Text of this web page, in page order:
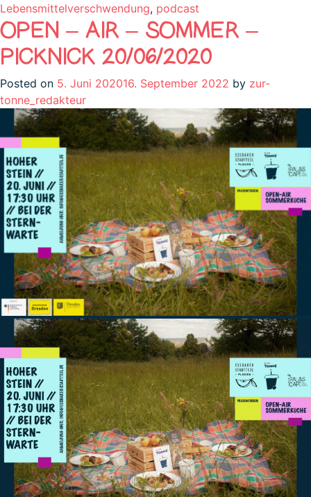
Lebensmittelverschwendung, podcast
OPEN – AIR – SOMMER –
PICKNICK 20/06/2020
Posted on 5. Juni 202016. September 2022 by zur-
tonne_redakteur